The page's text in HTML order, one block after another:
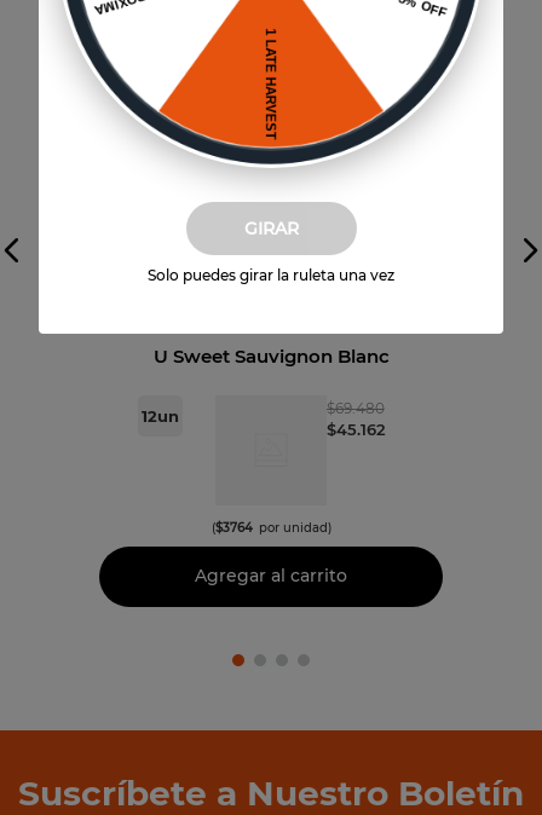
Vista previa
U Sweet Sauvignon Blanc
12un $69.480
$45.162
($3764 por unidad)
Agregar al carrito
Suscríbete a Nuestro Boletín
GIRAR
Solo puedes girar la ruleta una vez